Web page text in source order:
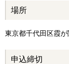
場所
東京都千代田区霞
申込締切